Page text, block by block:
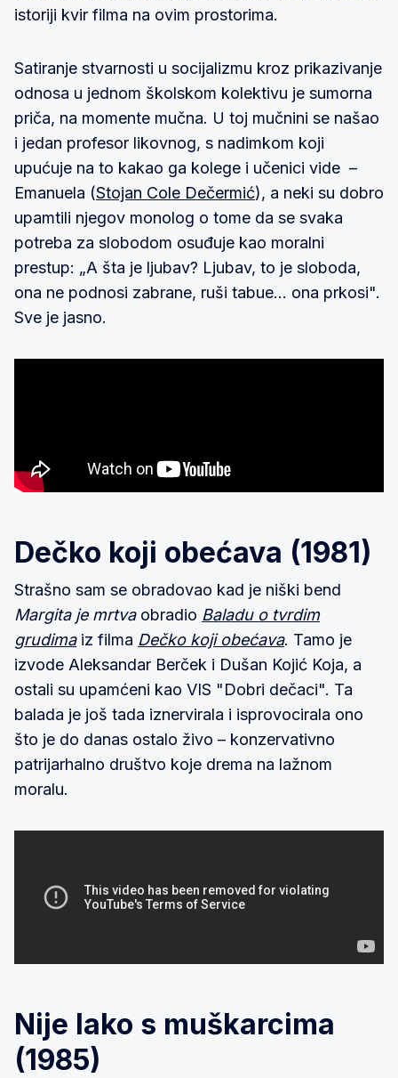
istoriji kvir filma na ovim prostorima.
Satiranje stvarnosti u socijalizmu kroz prikazivanje
odnosa u jednom školskom kolektivu je sumorna
priča, na momente mučna. U toj mučnini se našao
i jedan profesor likovnog, s nadimkom koji
upućuje na to kakao ga kolege i učenici vide –
Emanuela (Stojan Cole Dečermić), a neki su dobro
upamtili njegov monolog o tome da se svaka
potreba za slobodom osuđuje kao moralni
prestup: „A šta je ljubav? Ljubav, to je sloboda,
ona ne podnosi zabrane, ruši tabue... ona prkosi".
Sve je jasno.
Dečko koji obećava (1981)
Strašno sam se obradovao kad je niški bend
Margita je mrtvaobradio Baladu o tvrdim
grudimaiz filma Dečko koji obećava. Tamo je
izvode Aleksandar Berček i Dušan Kojić Koja, a
ostali su upamćeni kao VIS "Dobri dečaci". Ta
balada je još tada iznervirala i isprovocirala ono
što je do danas ostalo živo – konzervativno
patrijarhalno društvo koje drema na lažnom
moralu.
Nije lako s muškarcima
(1985)